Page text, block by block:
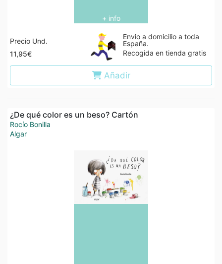
+ info
Precio Und.
11,95€
Envio a domicilio a toda
España.
Recogida en tienda gratis
Añadir
¿De qué color es un beso? Cartón
Rocío Bonilla
Algar